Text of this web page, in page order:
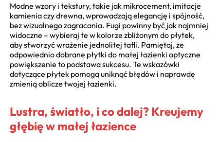
Modne wzory i tekstury, takie jak mikrocement, imitacje
kamienia czy drewna, wprowadzają elegancję i spójność,
bez wizualnego zagracania. Fugi powinny być jak najmniej
widoczne – wybieraj te w kolorze zbliżonym do płytek,
aby stworzyć wrażenie jednolitej tafli. Pamiętaj, że
odpowiednio dobrane płytki do małej łazienki optyczne
powiększenie to podstawa sukcesu. Te wskazówki
dotyczące płytek pomogą uniknąć błędów i naprawdę
zmienią oblicze twojej łazienki.
Lustra, światło, i co dalej? Kreujemy
głębię w małej łazience